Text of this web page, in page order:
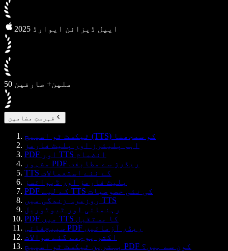
2025 ایپل ڈیزائن ایوارڈ
50 ملین+ صارفین
فہرستِ مضامین
ٹیکسٹ ٹو اسپیچ (TTS) کو سمجھنا
اہم پلیئرز اور پلیٹ فارمز
PDF اور TTS انضمام
مشہور PDF ریڈرز سے مطابقت
TTS کے نئے استعمالات
پلیٹ فارمز اور ڈیوائسز
PDF کے لیے TTS کی نئی خصوصیات
روزمرہ زندگی میں TTS
رہنمائی اور ٹیوٹوریل
PDF میں TTS کا مستقبل
سپیچفائی PDF ریڈر آزمائیں
اکثر پوچھے گئے سوالات
بہترین ٹیکسٹ ٹو اسپیچ PDF کون سے ہیں؟